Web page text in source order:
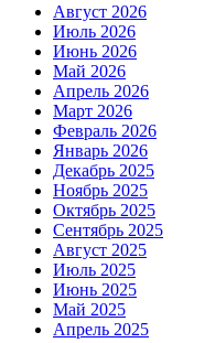
Август 2026
Июль 2026
Июнь 2026
Май 2026
Апрель 2026
Март 2026
Февраль 2026
Январь 2026
Декабрь 2025
Ноябрь 2025
Октябрь 2025
Сентябрь 2025
Август 2025
Июль 2025
Июнь 2025
Май 2025
Апрель 2025